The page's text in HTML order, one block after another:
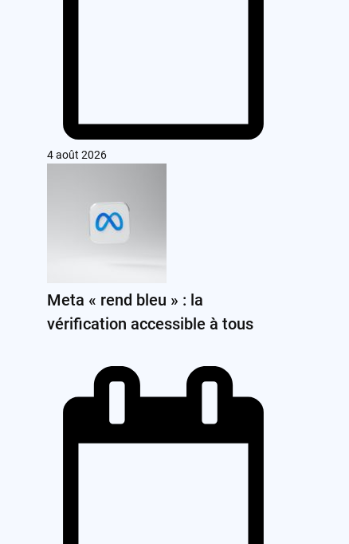
4 août 2026
Meta « rend bleu » : la
vérification accessible à tous